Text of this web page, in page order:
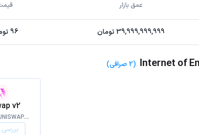
عمق بازار
39,999,999,999 تومان 96 تومان
(2 صرافی)
v2
HTTPS://UNISWAP.ORG/